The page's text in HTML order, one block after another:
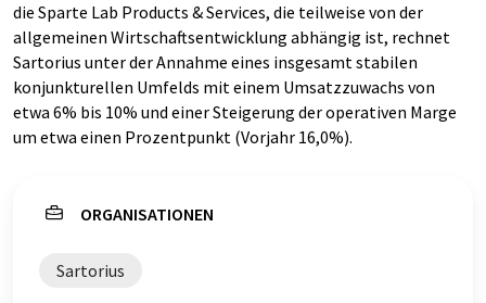
die Sparte Lab Products & Services, die teilweise von der
allgemeinen Wirtschaftsentwicklung abhängig ist, rechnet
Sartorius unter der Annahme eines insgesamt stabilen
konjunkturellen Umfelds mit einem Umsatzzuwachs von
etwa 6% bis 10% und einer Steigerung der operativen Marge
um etwa einen Prozentpunkt (Vorjahr 16,0%).
ORGANISATIONEN
Sartorius